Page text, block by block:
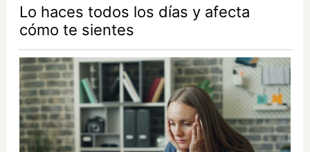
Lo haces todos los días y afecta
cómo te sientes